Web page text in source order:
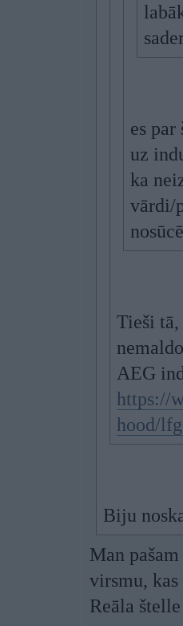
es
uz
ka
vārdi/
Tieši
AEG
https://
hood/
Biju
Man
virsmu, kas
Reāla